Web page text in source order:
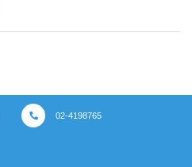
02-4198765